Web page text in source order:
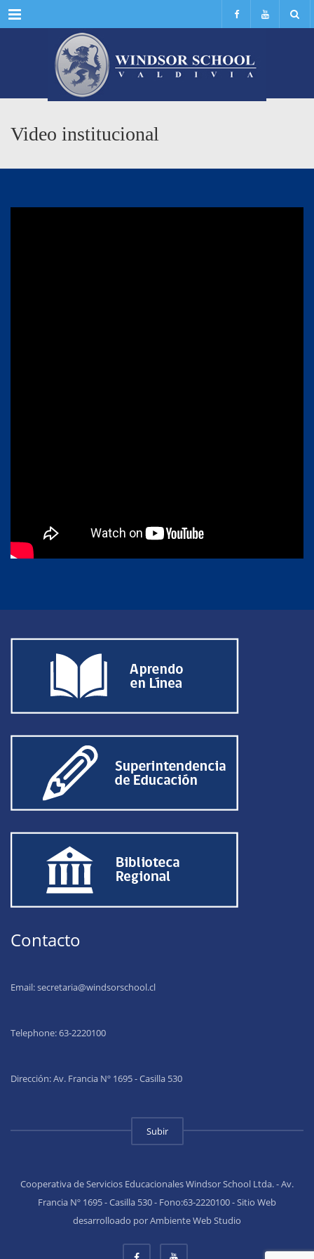
Menu
Video institucional
Contacto
Email:secretaria@windsorschool.cl
Telephone: 63-2220100
Dirección: Av. Francia Nº 1695 - Casilla 530
Subir
Cooperativa de Servicios Educacionales Windsor School Ltda. - Av.
Francia Nº 1695 - Casilla 530 - Fono:63-2220100 - Sitio Web
desarrolloado por Ambiente Web Studio